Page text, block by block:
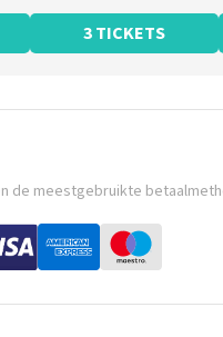
3 TICKETS
de meestgebruikte